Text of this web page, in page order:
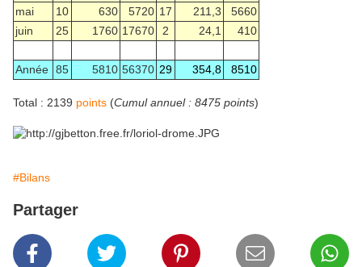
mai
10 630 5720 17 211,3
5660
juin
25 1760 17670 2 24,1 410
Année 85 5810 56370 29 354,8 8510
Total : 2139 points (Cumul annuel : 8475 points)
#Bilans
Partager